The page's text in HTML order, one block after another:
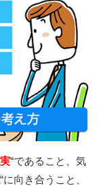
“であること、気
“に向き合うこと、